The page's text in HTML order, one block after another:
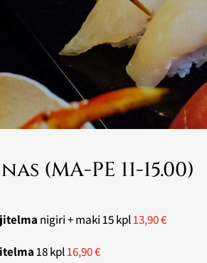
(MA-PE 11-15.00)
nigiri + maki 15 kpl13,90 €
18 kpl16,90 €